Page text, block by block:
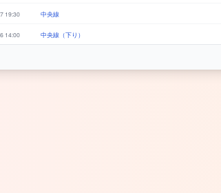
19:30 中央線
14:00 中央線（下り）